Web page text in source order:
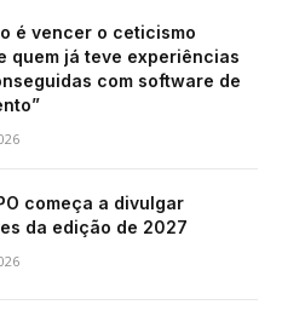
é vencer o ceticismo
quem já teve experiências
com software de
começa a divulgar
da edição de 2027